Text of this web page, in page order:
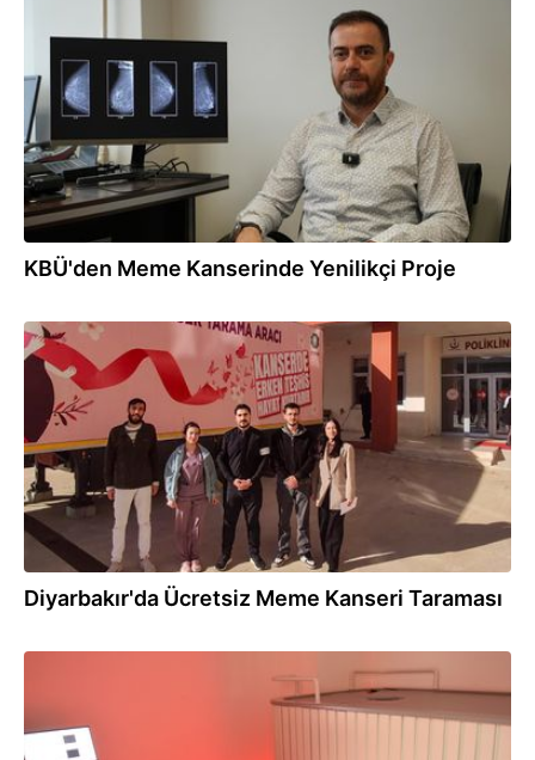
KBÜ'den Meme Kanserinde Yenilikçi Proje
24.12.2025
Diyarbakır'da Ücretsiz Meme Kanseri Taraması